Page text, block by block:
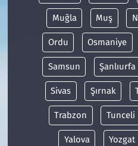
Muğla Muş
Ordu Osmaniye
Samsun Şanlıurfa
Sivas Şırnak
Trabzon Tunceli
Yalova Yozgat